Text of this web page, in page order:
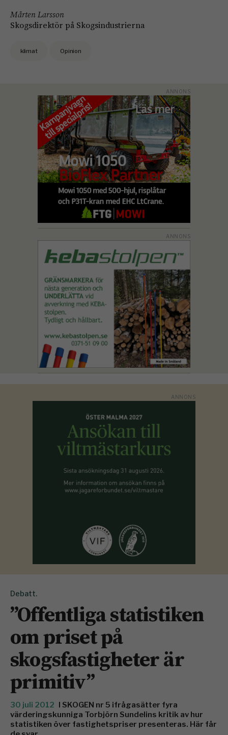
Mårten Larsson
Skogsdirektör på Skogsindustrierna
klimat Opinion
Debatt.
”Offentliga statistiken
om priset på
skogsfastigheter är
primitiv”
30 juli 2012 I SKOGEN nr 5 ifrågasätter fyra
värderingskunniga Torbjörn Sundelins kritik av hur
statistiken över fastighetspriser presenteras. Här får